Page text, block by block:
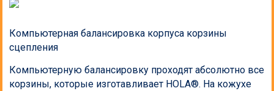
Компьютерная балансировка корпуса корзины
сцепления
Компьютерную балансировку проходят абсолютно все
корзины, которые изготавливает HOLA®. На кожухе